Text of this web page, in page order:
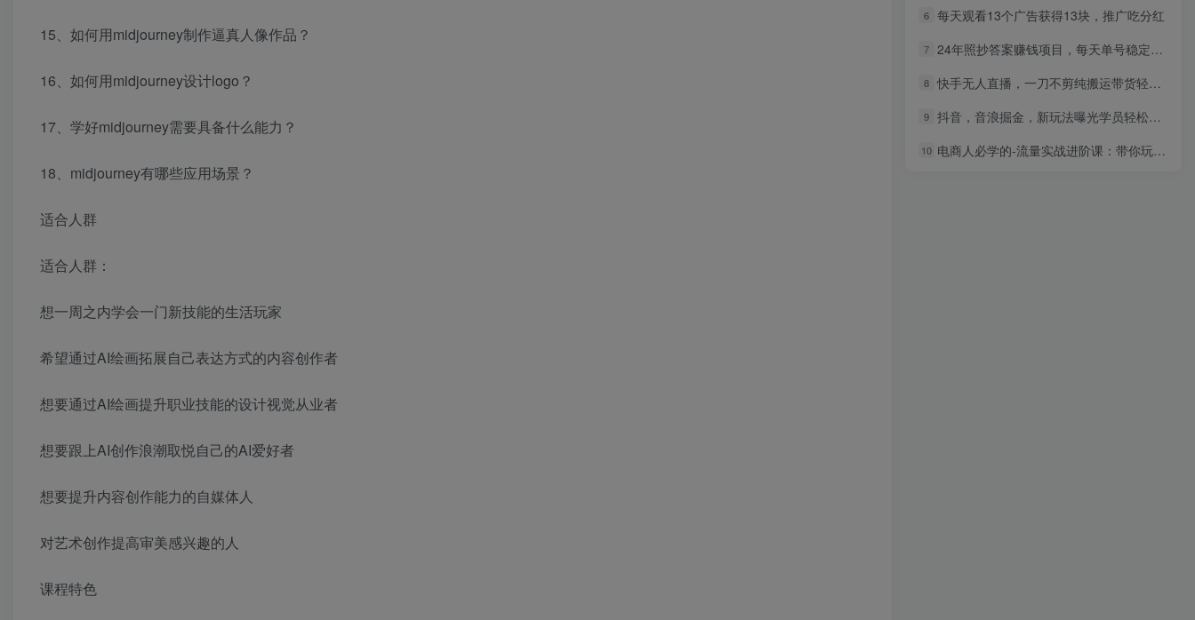
15、如何用midjourney制作逼真人像作品？
16、如何用midjourney设计logo？
17、学好midjourney需要具备什么能力？
18、midjourney有哪些应用场景？
适合人群
适合人群：
想一周之内学会一门新技能的生活玩家
希望通过AI绘画拓展自己表达方式的内容创作者
想要通过AI绘画提升职业技能的设计视觉从业者
想要跟上AI创作浪潮取悦自己的AI爱好者
想要提升内容创作能力的自媒体人
对艺术创作提高审美感兴趣的人
课程特色
6 每天观看13个广告获得13块，推广吃分红
7 24年照抄答案赚钱项目，每天单号稳定300+，有手就行，可放大操作
8 快手无人直播，一刀不剪纯搬运带货轻松日入500+，稳的一批，手机电脑都…
9 抖音，音浪掘金，新玩法曝光学员轻松日入1000+
10 电商人必学的-流量实战进阶课：带你玩转淘宝各项规则和玩法（12节课）